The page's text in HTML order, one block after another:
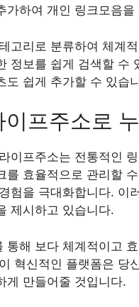
가하여 개인 링크모음
고리로 분류하여 체계
정보를 쉽게 검색할 수
도 쉽게 추가할 수 있습
이프주소로
이프주소는 전통적인
를 효율적으로 관리할
험을 극대화합니다. 이
제시하고 있습니다.
통해 보다 체계적이고
혁신적인 플랫폼은 당
게 만들어줄 것입니다.